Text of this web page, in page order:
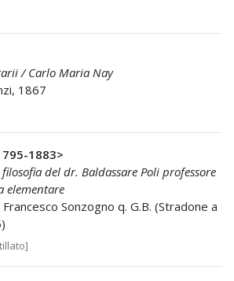
/ Carlo Maria Nay
1867
1883>
del dr. Baldassare Poli professore
elementare
Sonzogno q. G.B. (Stradone a